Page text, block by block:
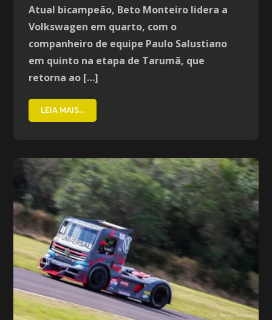
Atual bicampeão, Beto Monteiro lidera a
Volkswagen em quarto, com o
companheiro de equipe Paulo Salustiano
em quinto na etapa de Tarumã, que
retorna ao […]
LEIA MAIS...